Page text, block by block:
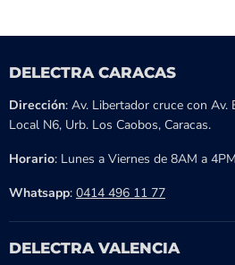
DELECTRA CARACAS
Dirección: Av. Libertador cruce con Av.
Local N6, Urb. Los Caobos, Caracas.
Horario: Lunes a Viernes de 8AM a
Whatsapp: 0414 496 11 77
DELECTRA VALENCIA